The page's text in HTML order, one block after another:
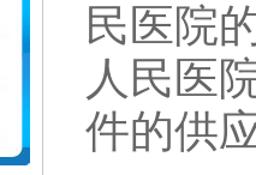
1 2
民医院
人民医
件的供